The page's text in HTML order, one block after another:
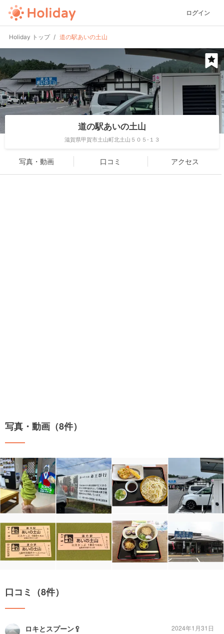
ログイン
Holiday トップ 道の駅あいの土山
道の駅あいの土山
滋賀県甲賀市土山町北土山５０５-１３
写真・動画 口コミ アクセス
写真・動画（8件）
口コミ（8件）
ロキとスプーン🥄
2024年1月31日